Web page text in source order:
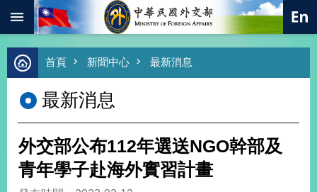
跳到主要內容區塊
進
階
尋
熱
首頁 新聞中心 最新消息
最新消息
外交部公布112年選送NGO幹部及
青年學子赴海外實習計畫